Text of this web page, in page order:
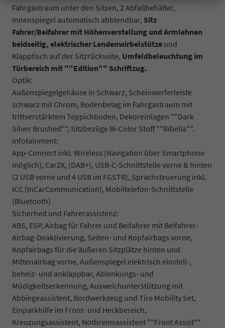
Fahrgastraum unter den Sitzen, 2 Abfallbehälter,
Innenspiegel automatisch abblendbar, Sitz
Fahrer/Beifahrer mit Höhenverstellung und Armlehnen
beidseitig, elektrischer Lendenwirbelstütze und
Klapptisch auf der Sitzrückseite, Umfeldbeleuchtung im
Türbereich mit ""Edition"" Schriftzug.
Optik:
Außenspiegelgehäuse in Schwarz, Scheinwerferleiste
schwarz mit Chrom, Bodenbelag im Fahrgastraum mit
trittverstärktem Teppichboden, Dekoreinlagen ""Dark
Silver Brushed"", Sitzbezüge Bi-Color Stoff ""Ribella"".
Infotainment:
App-Connect inkl. Wireless (Navigation über Smartphone
möglich), Car2X, (DAB+), USB-C-Schnittstelle vorne & hinten
(2 USB vorne und 4 USB im FGSTR), Sprachsteuerung inkl.
ICC (InCarCommunication), Mobiltelefon-Schnittstelle
(Bluetooth)
Sicherheit und Fahrerassistenz:
ABS, ESP, Airbag für Fahrer und Beifahrer mit Beifahrer-
Airbag-Deaktivierung, Seiten- und Kopfairbags vorne,
Kopfairbags für die äußeren Sitzplätze hinten und
Mittenairbag vorne, Außenspiegel elektrisch einstell-,
beheiz- und anklappbar, Ablenkungs- und
Müdigkeitserkennung, Ausweichunterstützung mit
Abbiegeassistent, Bordwerkzeug und Tire Mobility Set,
Einparkhilfe im Front- und Heckbereich,
Kreuzungsassistent, Notbremsassistent ""Front Assist""